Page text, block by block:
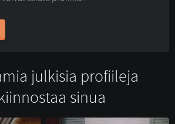
julkisia profiileja
sinua